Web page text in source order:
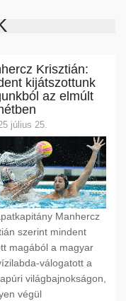
Krisztián:
kijátszottunk
az elmúlt
július 25.
Manhercz
szerint mindent
magából a magyar
válogatott a
világbajnokságon,
végül